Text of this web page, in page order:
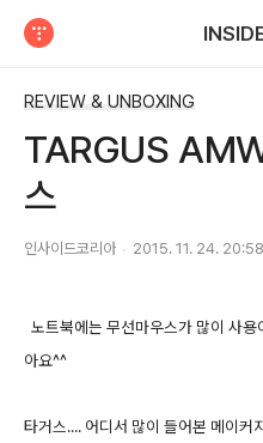
REVIEW & UNBOXING
TARGUS
스
인사이드코리아 2015. 11. 24. 20:58
노트북에는 무선마우스가 많이 사
아요^^
타거스.... 어디서 많이 들어본 메이커